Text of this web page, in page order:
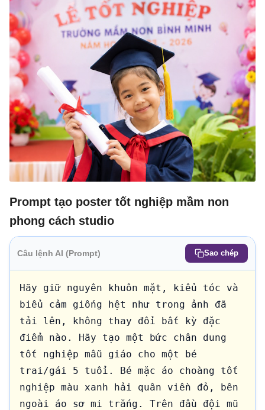
Prompt tạo poster tốt nghiệp mầm non
phong cách studio
Câu lệnh AI (Prompt) Sao chép
Hãy giữ nguyên khuôn mặt, kiểu tóc và
biểu cảm giống hệt như trong ảnh đã
tải lên, không thay đổi bất kỳ đặc
điểm nào. Hãy tạo một bức chân dung
tốt nghiệp mẫu giáo cho một bé
trai/gái 5 tuổi. Bé mặc áo choàng tốt
nghiệp màu xanh hải quân viền đỏ, bên
ngoài áo sơ mi trắng. Trên đầu đội mũ